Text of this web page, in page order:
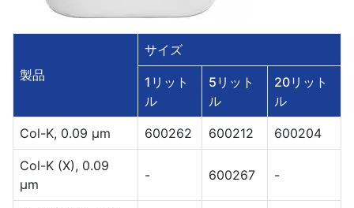
製品
サイズ
1リット
ル
5リット
ル
20リット
ル
Col-K, 0.09 μm 600262 600212 600204
Col-K (X), 0.09
μm
- 600267 -